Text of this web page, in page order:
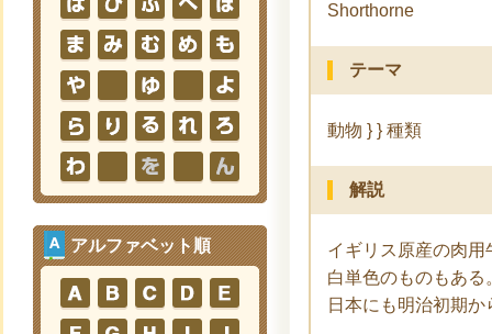
アルファベット順
Shorthorne
テーマ
動物 } } 種類
解説
イギリス原産の肉
白単色のものもあ
日本にも明治初期